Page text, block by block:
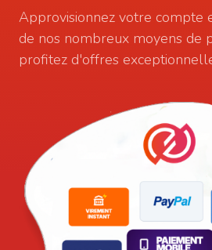
Approvisionnez votre compte
de nos nombreux moyens de
profitez d'offres